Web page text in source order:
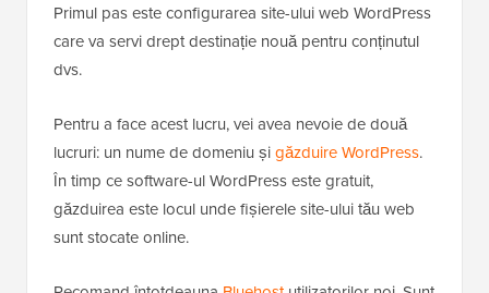
Primul pas este configurarea site-ului web WordPress
care va servi drept destinație nouă pentru conținutul
dvs.
Pentru a face acest lucru, vei avea nevoie de două
lucruri: un nume de domeniu șigăzduire WordPress.
În timp ce software-ul WordPress este gratuit,
găzduirea este locul unde fișierele site-ului tău web
sunt stocate online.